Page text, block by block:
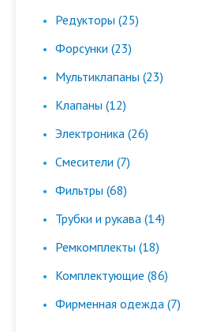
Редукторы (25)
Форсунки (23)
Мультиклапаны (23)
Клапаны (12)
Электроника (26)
Смесители (7)
Фильтры (68)
Трубки и рукава (14)
Ремкомплекты (18)
Комплектующие (86)
Фирменная одежда (7)